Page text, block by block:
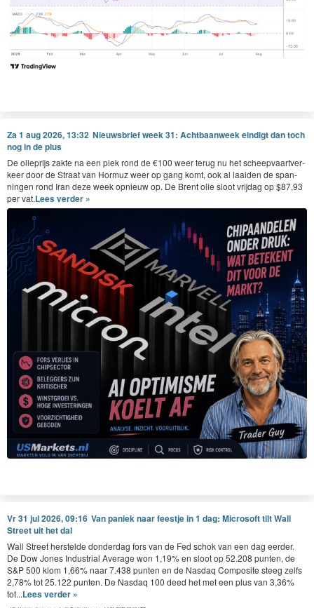
Za 1 aug 2026, 13:32 Nieuwsbrief week 31: Achtbaanweek eindigt dan toch
nog in de plus
De oliepri­js zak­te na een piek rond de €100 weer terug nu het scheep­vaartver­
keer door de Straat van Hor­muz weer op gang komt, ook al laaiden de span­
nin­gen rond Iran deze week opnieuw op. De Brent olie sloot vri­jdag op $87,93
per vat.Lees verder »
Vr 31 jul 2026, 09:16 Van paniek naar feestje in 1 dag: Microsoft tilt Wall
Street uit het dal
Wall Street herstelde donderdag fors van de Fed schok van een dag eerder.
De Dow Jones Industrial Average won 1,19% en sloot op 52.208 punten, de
S&P 500 klom 1,66% naar 7.438 punten en de Nasdaq Composite steeg zelfs
2,78% tot 25.122 punten. De Nasdaq 100 deed het met een plus van 3,36%
tot...Lees verder »